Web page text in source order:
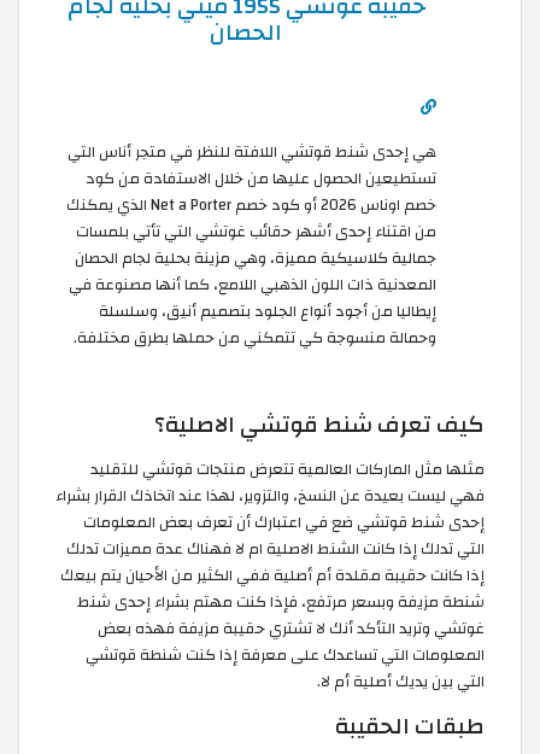
الحصان
هي إحدى شنط قوتشي اللافتة للنظر في متجر أناس التي
تستطيعين الحصول عليها من خلال الاستفادة من كود
خصم اوناس 2026 أو كود خصم Net a Porter الذي يمكنك
من اقتناء إحدى أشهر حقائب غوتشي التي تأتي بلمسات
جمالية كلاسيكية مميزة، وهي مزينة بحلية لجام الحصان
المعدنية ذات اللون الذهبي اللامع، كما أنها مصنوعة في
إيطاليا من أجود أنواع الجلود بتصميم أنيق، وسلسلة
وحمالة منسوجة كي تتمكني من حملها بطرق مختلفة.
كيف تعرف شنط قوتشي الاصلية؟
مثلها مثل الماركات العالمية تتعرض منتجات قوتشي للتقليد
فهي ليست بعيدة عن النسخ، والتزوير، لهذا عند اتخاذك القرار بشراء
إحدى شنط قوتشي ضع في اعتبارك أن تعرف بعض المعلومات
التي تدلك إذا كانت الشنط الاصلية ام لا فهناك عدة مميزات تدلك
إذا كانت حقيبة مقلدة أم أصلية ففي الكثير من الأحيان يتم بيعك
شنطة مزيفة وبسعر مرتفع، فإذا كنت مهتم بشراء إحدى شنط
غوتشي وتريد التأكد أنك لا تشتري حقيبة مزيفة فهذه بعض
المعلومات التي تساعدك على معرفة إذا كنت شنطة قوتشي
التي بين يديك أصلية أم لا.
طبقات الحقيبة